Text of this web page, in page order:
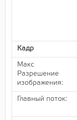
Кадр
Макс
Разрешение
изображения:
Главный поток: